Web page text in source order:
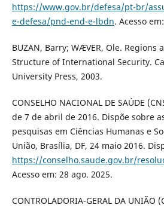
https://www.gov.br/defesa/pt-br/
e-defesa/pnd-end-e-lbdn. Acesso
BUZAN, Barry; WÆVER, Ole. Regions
Structure of International Security.
University Press, 2003.
CONSELHO NACIONAL DE SAÚDE
de 7 de abril de 2016. Dispõe sobre
pesquisas em Ciências Humanas e
União, Brasília, DF, 24 maio 2016.
https://conselho.saude.gov.br/
Acesso em: 28 ago. 2025.
CONTROLADORIA-GERAL DA UNIÃO